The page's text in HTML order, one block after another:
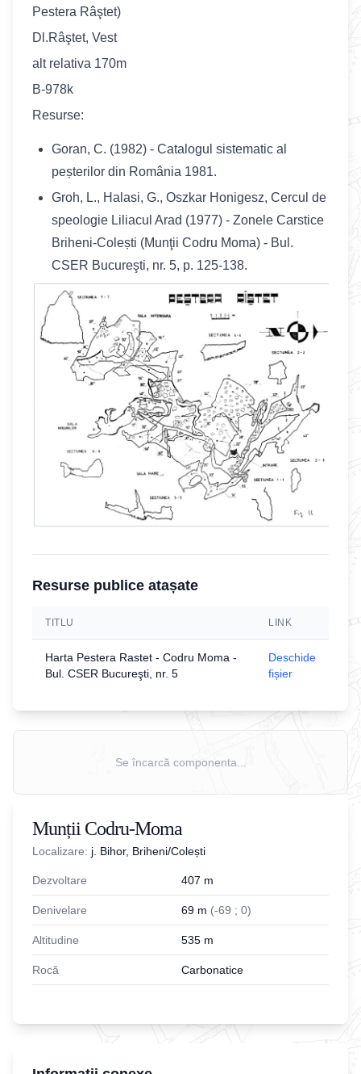
Pestera Râştet)
Dl.Râştet, Vest
alt relativa 170m
B-978k
Resurse:
Goran, C. (1982) - Catalogul sistematic al
peșterilor din România 1981.
Groh, L., Halasi, G., Oszkar Honigesz, Cercul de
speologie Liliacul Arad (1977) - Zonele Carstice
Briheni-Colești (Munţii Codru Moma) - Bul.
CSER Bucureşti, nr. 5, p. 125-138.
Resurse publice atașate
TITLU LINK
Harta Pestera Rastet - Codru Moma -
Bul. CSER Bucureşti, nr. 5
Deschide
fișier
Se încarcă componenta...
Munții Codru-Moma
Localizare: j. Bihor, Briheni/Colești
Dezvoltare 407 m
Denivelare 69 m (-69 ; 0)
Altitudine 535 m
Rocă Carbonatice